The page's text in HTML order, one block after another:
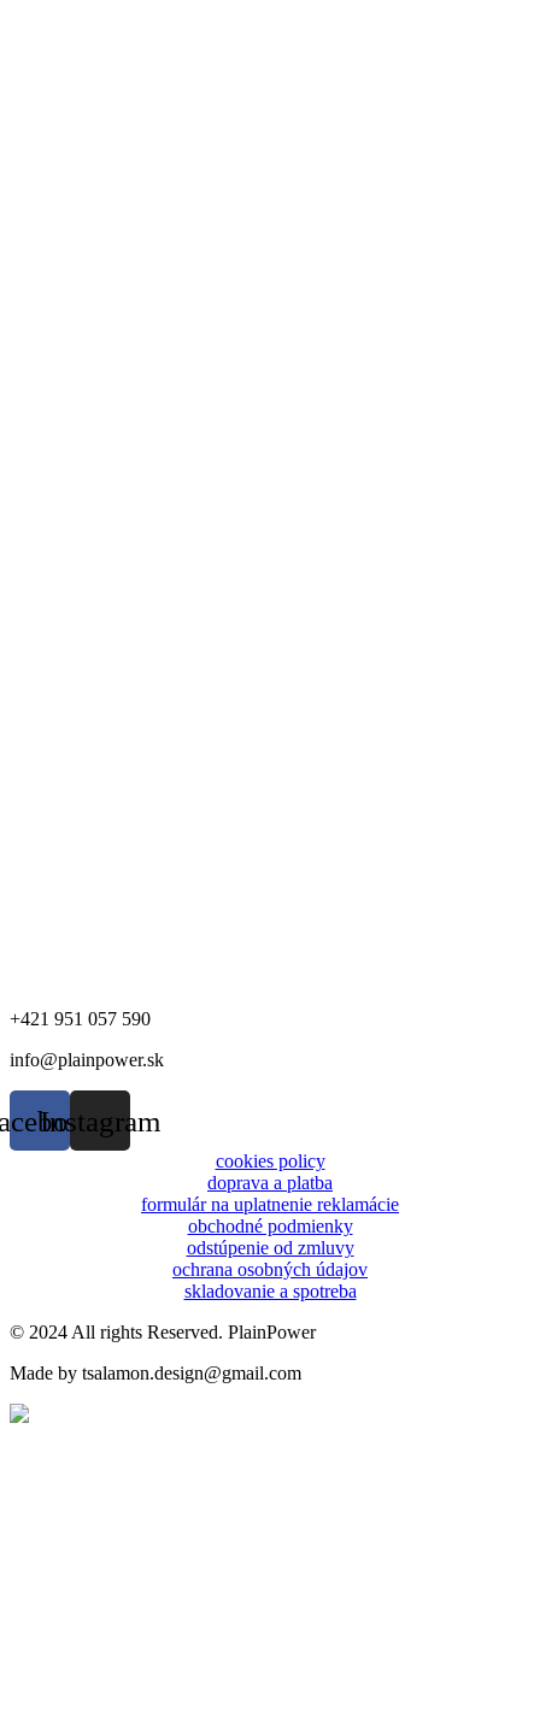
+421 951 057 590
info@plainpower.sk
Instagram
cookies policy
doprava a platba
formulár na uplatnenie reklamácie
obchodné podmienky
odstúpenie od zmluvy
ochrana osobných údajov
skladovanie a spotreba
© 2024 All rights Reserved. PlainPower
Made by tsalamon.design@gmail.com